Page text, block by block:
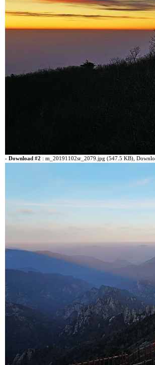
- Download #2 : m_20191102sr_2079.jpg (547.5 KB),